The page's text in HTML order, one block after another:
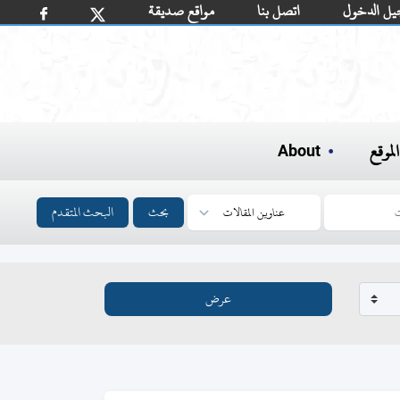
مواقع صديقة اتصل بنا الدخول
About
بحث البحث المتقدم